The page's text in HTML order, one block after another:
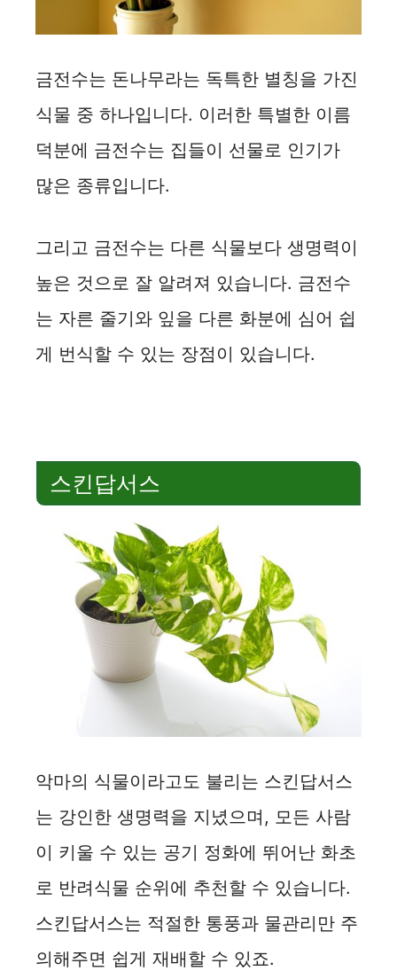
금전수는 돈나무라는 독특한 별칭을 가진
식물 중 하나입니다. 이러한 특별한 이름
덕분에 금전수는 집들이 선물로 인기가
많은 종류입니다.
그리고 금전수는 다른 식물보다 생명력이
높은 것으로 잘 알려져 있습니다. 금전수
는 자른 줄기와 잎을 다른 화분에 심어 쉽
게 번식할 수 있는 장점이 있습니다.
스킨답서스
악마의 식물이라고도 불리는 스킨답서스
는 강인한 생명력을 지녔으며, 모든 사람
이 키울 수 있는 공기 정화에 뛰어난 화초
로 반려식물 순위에 추천할 수 있습니다.
스킨답서스는 적절한 통풍과 물관리만 주
의해주면 쉽게 재배할 수 있죠.